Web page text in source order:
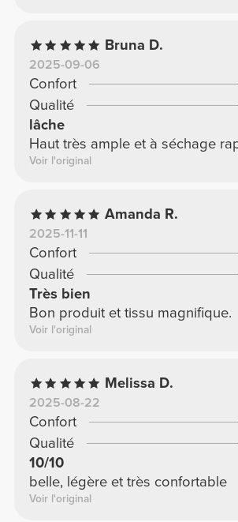
Bruna D.
2025-09-06
Confort
Qualité
lâche
Haut très ample et à séchage
Voir l'original
Amanda R.
2025-11-11
Confort
Qualité
Très bien
Bon produit et tissu magnifique.
Voir l'original
Melissa D.
2025-08-22
Confort
Qualité
10/10
belle, légère et très confortable
Voir l'original